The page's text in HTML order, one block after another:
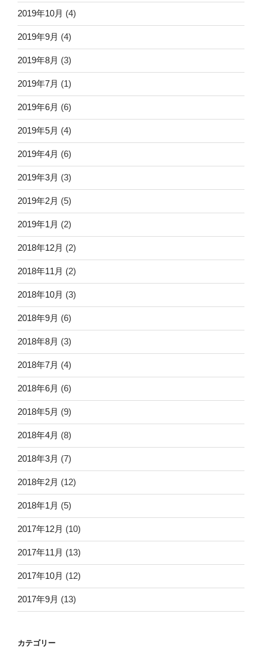
2019年10月 (4)
2019年9月 (4)
2019年8月 (3)
2019年7月 (1)
2019年6月 (6)
2019年5月 (4)
2019年4月 (6)
2019年3月 (3)
2019年2月 (5)
2019年1月 (2)
2018年12月 (2)
2018年11月 (2)
2018年10月 (3)
2018年9月 (6)
2018年8月 (3)
2018年7月 (4)
2018年6月 (6)
2018年5月 (9)
2018年4月 (8)
2018年3月 (7)
2018年2月 (12)
2018年1月 (5)
2017年12月 (10)
2017年11月 (13)
2017年10月 (12)
2017年9月 (13)
カテゴリー